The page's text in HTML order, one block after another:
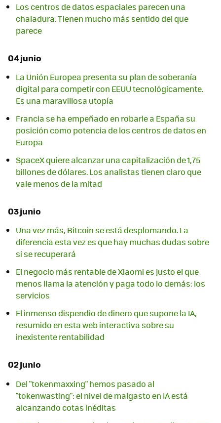
Los centros de datos espaciales parecen una
chaladura. Tienen mucho más sentido del que
parece
04 junio
La Unión Europea presenta su plan de soberanía
digital para competir con EEUU tecnológicamente.
Es una maravillosa utopía
Francia se ha empeñado en robarle a España su
posición como potencia de los centros de datos en
Europa
SpaceX quiere alcanzar una capitalización de 1,75
billones de dólares. Los analistas tienen claro que
vale menos de la mitad
03 junio
Una vez más, Bitcoin se está desplomando. La
diferencia esta vez es que hay muchas dudas sobre
si se recuperará
El negocio más rentable de Xiaomi es justo el que
menos llama la atención y paga todo lo demás: los
servicios
El inmenso dispendio de dinero que supone la IA,
resumido en esta web interactiva sobre su
inexistente rentabilidad
02 junio
Del "tokenmaxxing" hemos pasado al
"tokenwasting": el nivel de malgasto en IA está
alcanzando cotas inéditas